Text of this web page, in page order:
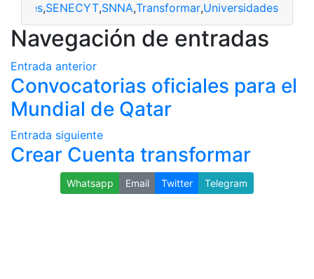
,SENECYT,SNNA,Transformar,Universidades
Navegación de entradas
Entrada anterior
Convocatorias oficiales para el
Mundial de Qatar
Entrada siguiente
Crear Cuenta transformar
Whatsapp Email Twitter Telegram